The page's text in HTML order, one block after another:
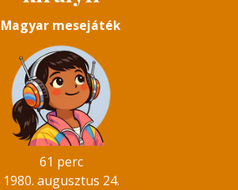
Magyar mesejáték
61 perc
1980. augusztus 24.